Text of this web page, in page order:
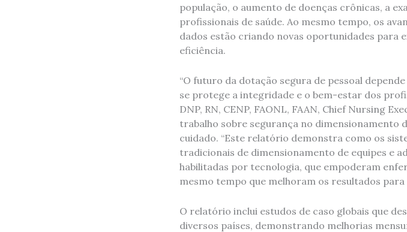
população, o aumento de doenças crônicas, a
profissionais de saúde. Ao mesmo tempo, os
dados estão criando novas oportunidades para
eficiência.
“O futuro da dotação segura de pessoal
se protege a integridade e o bem-estar dos
DNP, RN, CENP, FAONL, FAAN, Chief Nursing
trabalho sobre segurança no dimensionamento
cuidado. “Este relatório demonstra como os
tradicionais de dimensionamento de equipes e
habilitadas por tecnologia, que empoderam
mesmo tempo que melhoram os resultados para
O relatório inclui estudos de caso globais que
diversos países, demonstrando melhorias